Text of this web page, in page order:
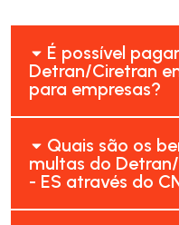
É possível
Detran/Ciretran
para empresas?
Quais são os
multas do
- ES através do